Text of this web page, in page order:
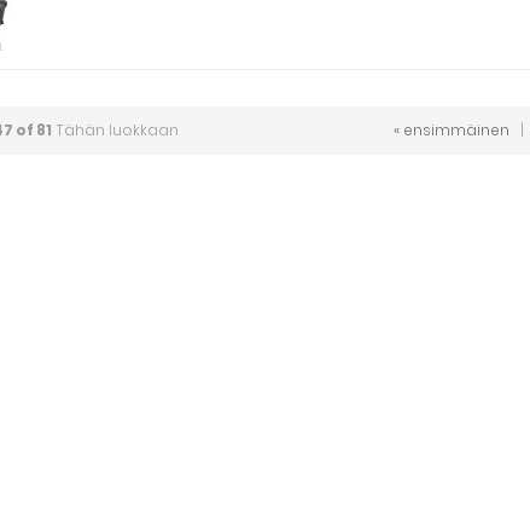
of 81 Tähän luokkaan « ensimmäinen |